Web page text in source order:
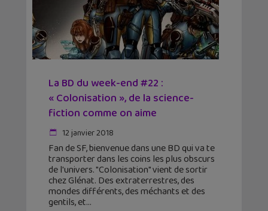
La BD du week-end #22 :
« Colonisation », de la science-
fiction comme on aime
12 janvier 2018
Fan de SF, bienvenue dans une BD qui va te
transporter dans les coins les plus obscurs
de l'univers. "Colonisation" vient de sortir
chez Glénat. Des extraterrestres, des
mondes différents, des méchants et des
gentils, et